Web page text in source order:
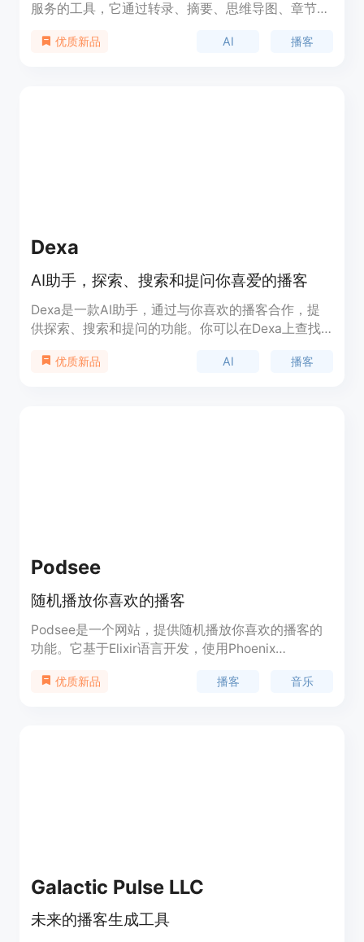
服务的工具，它通过转录、摘要、思维导图、章节、
趣的播客话题，选择性地听取感兴趣的部分，并以自
优质新品 AI 播客
Dexa
AI助手，探索、搜索和提问你喜爱的播客
Dexa是一款AI助手，通过与你喜欢的播客合作，提
供探索、搜索和提问的功能。你可以在Dexa上查找
Dexa帮助你解锁值得信赖的创作者的知识，让你更
优质新品 AI 播客
Podsee
随机播放你喜欢的播客
Podsee是一个网站，提供随机播放你喜欢的播客的
功能。它基于Elixir语言开发，使用Phoenix
户发现新的播客内容，并提供便捷的随机播放功能。
优质新品 播客 音乐
Galactic Pulse LLC
未来的播客生成工具